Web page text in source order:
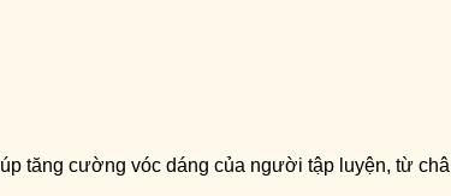
tăng cường vóc dáng của người tập luyện, từ